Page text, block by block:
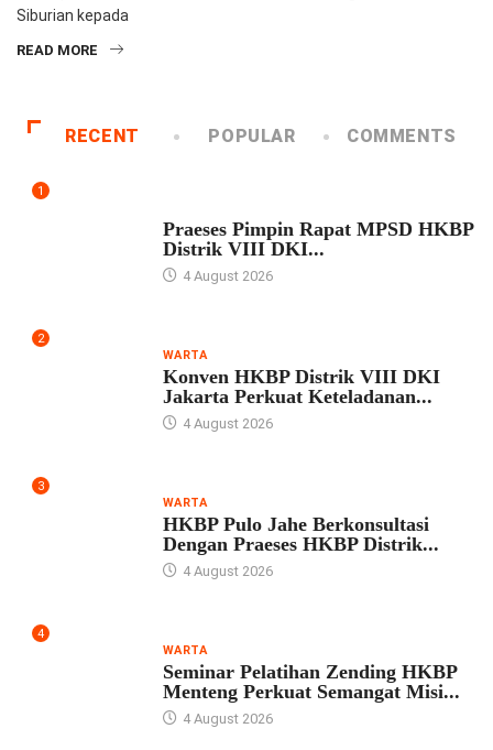
Siburian kepada
READ MORE
RECENT POPULAR COMMENTS
1
Praeses Pimpin Rapat MPSD HKBP
Distrik VIII DKI...
4 August 2026
2
WARTA
Konven HKBP Distrik VIII DKI
Jakarta Perkuat Keteladanan...
4 August 2026
3
WARTA
HKBP Pulo Jahe Berkonsultasi
Dengan Praeses HKBP Distrik...
4 August 2026
4
WARTA
Seminar Pelatihan Zending HKBP
Menteng Perkuat Semangat Misi...
4 August 2026